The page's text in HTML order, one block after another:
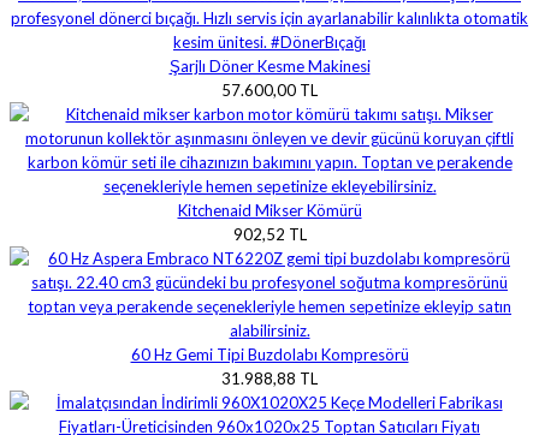
Şarjlı Döner Kesme Makinesi
57.600,00 TL
Kitchenaid Mikser Kömürü
902,52 TL
60 Hz Gemi Tipi Buzdolabı Kompresörü
31.988,88 TL